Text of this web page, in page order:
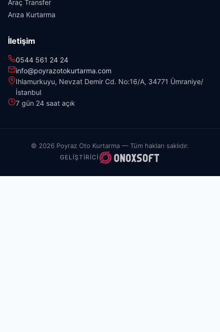
Araç Transfer
Arıza Kurtarma
İletişim
0544 561 24 24
info@poyrazotokurtarma.com
Ihlamurkuyu, Nevzat Demir Cd. No:16/A, 34771 Ümraniye/
İstanbul
7 gün 24 saat açık
© 2026 Poyraz Oto Kurtarma — Tüm hakları saklıdır.
GELIŞTIRICI